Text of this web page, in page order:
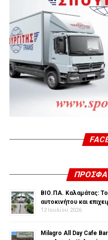
ΒΙΟ.ΠΑ. Καλαμάτας:
αυτοκινήτου και
12 Ιουλίου 2026
Milagro All Day Cafe